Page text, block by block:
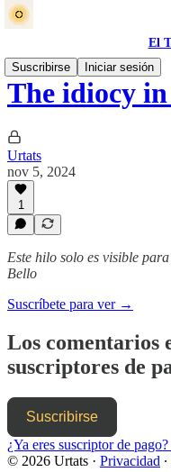
El
Suscribirse
Iniciar sesión
The idiocy
Urtats
nov 5, 2024
1
Este hilo solo es visible
Bello
Suscríbete para ver →
Los comentarios
suscriptores de
Suscribirse
¿Ya eres suscriptor de pago?
© 2026 Urtats · Privacidad ∙